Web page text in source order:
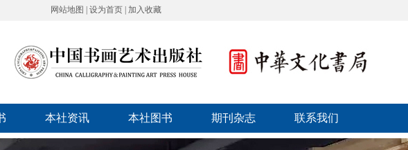
网站地图 设为首页 加入收藏
本社资讯 本社图书 期刊杂志 联系我们